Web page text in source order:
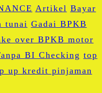
Artikel Bayar
tunai Gadai BPKB
over BPKB motor
BI Checking top
up kredit pinjaman